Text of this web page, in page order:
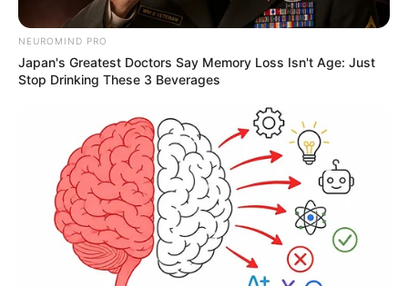
NEUROMIND PRO
Japan's Greatest Doctors Say Memory Loss Isn't Age: Just
Stop Drinking These 3 Beverages